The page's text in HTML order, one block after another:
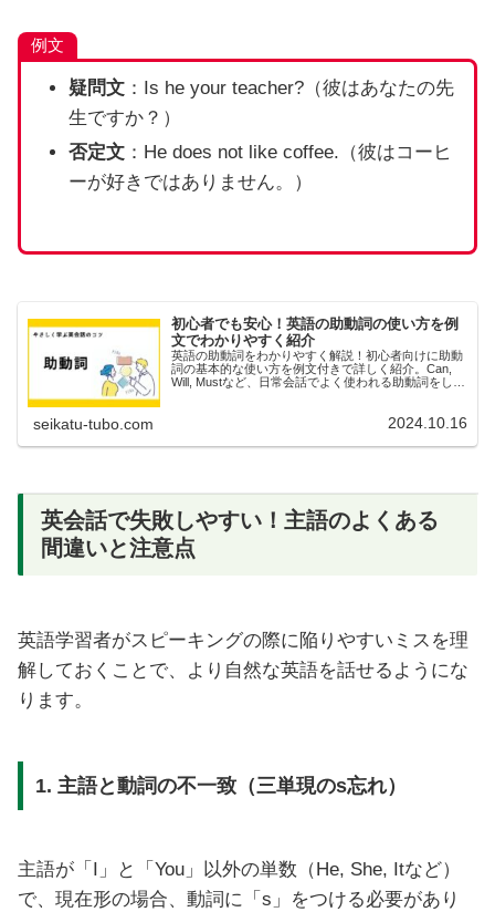
例文
疑問文：Is he your teacher?（彼はあなたの先
生ですか？）
否定文：He does not like coffee.（彼はコーヒ
ーが好きではありません。）
初心者でも安心！英語の助動詞の使い方を例
文でわかりやすく紹介
英語の助動詞をわかりやすく解説！初心者向けに助動
詞の基本的な使い方を例文付きで詳しく紹介。Can,
Will, Mustなど、日常会話でよく使われる助動詞をしっ
seikatu-tubo.com 2024.10.16
英会話で失敗しやすい！主語のよくある
間違いと注意点
英語学習者がスピーキングの際に陥りやすいミスを理
解しておくことで、より自然な英語を話せるようにな
ります。
1. 主語と動詞の不一致（三単現のs忘れ）
主語が「I」と「You」以外の単数（He, She, Itなど）
で、現在形の場合、動詞に「s」をつける必要があり